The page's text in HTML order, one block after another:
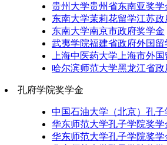
贵州大学贵州省东南亚奖学
东南大学茉莉花留学江苏政
东南大学南京市政府奖学金
武夷学院福建省政府外国留
上海中医药大学上海市外
哈尔滨师范大学黑龙江省政
孔府学院奖学金
中国石油大学（北京）孔子
华东师范大学孔子学院奖
华东师范大学孔子学院奖学